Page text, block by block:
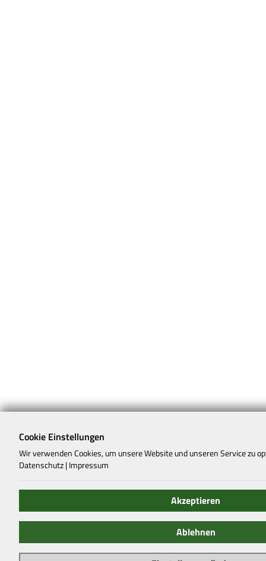
Cookie Einstellungen
Wir verwenden Cookies, um unsere Website und unseren Service zu
Datenschutz | Impressum
Akzeptieren
Ablehnen